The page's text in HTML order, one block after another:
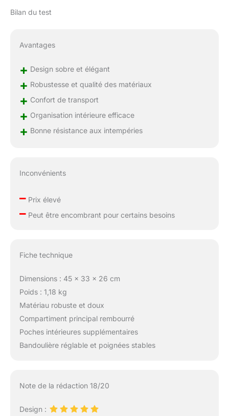
Bilan du test
Avantages
+ Design sobre et élégant
+ Robustesse et qualité des matériaux
+ Confort de transport
+ Organisation intérieure efficace
+ Bonne résistance aux intempéries
Inconvénients
–Prix élevé
–Peut être encombrant pour certains besoins
Fiche technique
Dimensions : 45 x 33 x 26 cm
Poids : 1,18 kg
Matériau robuste et doux
Compartiment principal rembourré
Poches intérieures supplémentaires
Bandoulière réglable et poignées stables
Note de la rédaction 18/20
Design :